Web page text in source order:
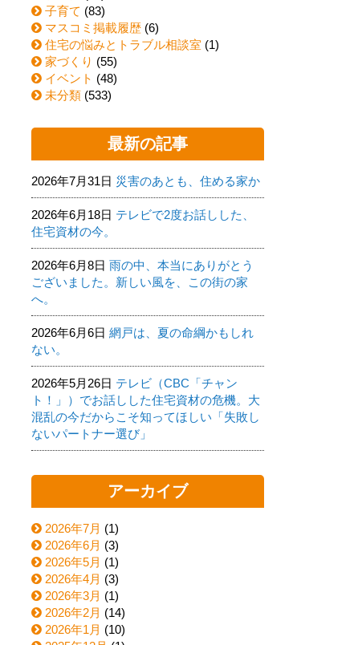
子育て (83)
マスコミ掲載履歴 (6)
住宅の悩みとトラブル相談室 (1)
家づくり (55)
イベント (48)
未分類 (533)
最新の記事
2026年7月31日 災害のあとも、住める家か
2026年6月18日 テレビで2度お話しした、
住宅資材の今。
2026年6月8日 雨の中、本当にありがとう
ございました。新しい風を、この街の家
へ。
2026年6月6日 網戸は、夏の命綱かもしれ
ない。
2026年5月26日 テレビ（CBC「チャン
ト！」）でお話しした住宅資材の危機。大
混乱の今だからこそ知ってほしい「失敗し
ないパートナー選び」
アーカイブ
2026年7月 (1)
2026年6月 (3)
2026年5月 (1)
2026年4月 (3)
2026年3月 (1)
2026年2月 (14)
2026年1月 (10)